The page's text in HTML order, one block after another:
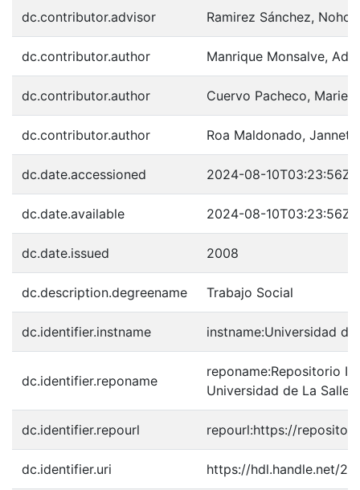
dc.contributor.advisor Ramirez Sánchez,
dc.contributor.author Manrique Monsalve,
dc.contributor.author Cuervo Pacheco, Mariela
dc.contributor.author Roa Maldonado,
dc.date.accessioned 2024-08-10T03:23:56Z
dc.date.available 2024-08-10T03:23:56Z
dc.date.issued 2008
dc.description.degreename Trabajo Social
dc.identifier.instname instname:Universidad de
dc.identifier.reponame
reponame:Repositorio
Universidad de La Salle
dc.identifier.repourl repourl:https://
dc.identifier.uri https://hdl.handle.net/